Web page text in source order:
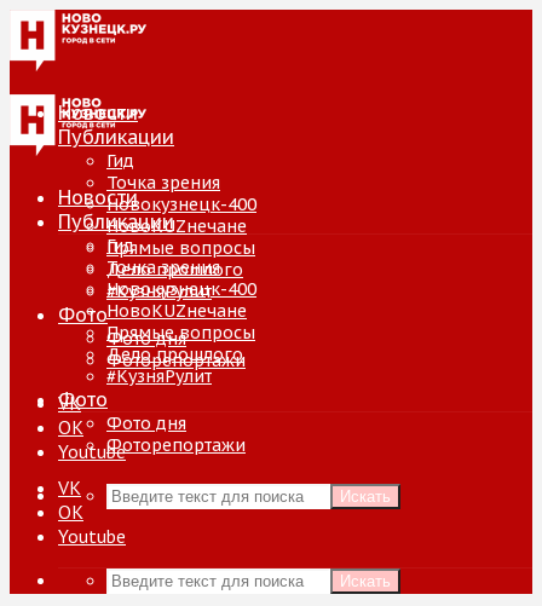
Новости
Публикации
Гид
Точка зрения
Новокузнецк-400
НовоKUZнечане
Прямые вопросы
Дело прошлого
#КузняРулит
Фото
Фото дня
Фоторепортажи
VK
ОК
Youtube
Искать
Новости
Публикации
Гид
Точка зрения
Новокузнецк-400
НовоKUZнечане
Прямые вопросы
Дело прошлого
#КузняРулит
Фото
Фото дня
Фоторепортажи
VK
ОК
Youtube
Искать